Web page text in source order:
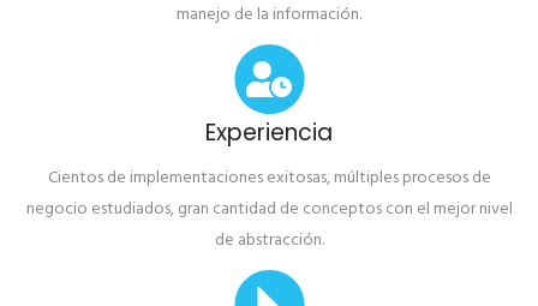
manejo de la información.
Experiencia
Cientos de implementaciones exitosas, múltiples procesos de
negocio estudiados, gran cantidad de conceptos con el mejor nivel
de abstracción.